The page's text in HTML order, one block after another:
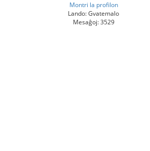
Montri la profilon
Lando: Gvatemalo
Mesaĝoj: 3529